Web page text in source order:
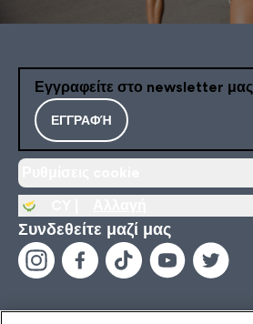
Εγγραφείτε στο newsletter μας
ΕΓΓΡΑΦΉ
Συνδεθείτε μαζί μας